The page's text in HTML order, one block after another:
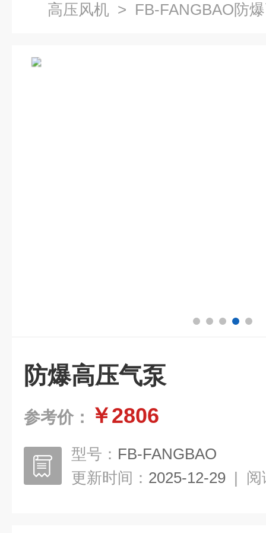
高压风机 > FB-FANGBAO防
防爆高压气泵
参考价： ￥2806
型号： FB-FANGBAO
更新时间： 2025-12-29 | 阅